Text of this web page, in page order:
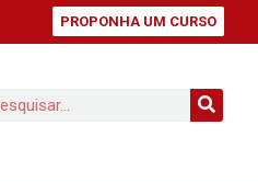
PROPONHA UM CURSO